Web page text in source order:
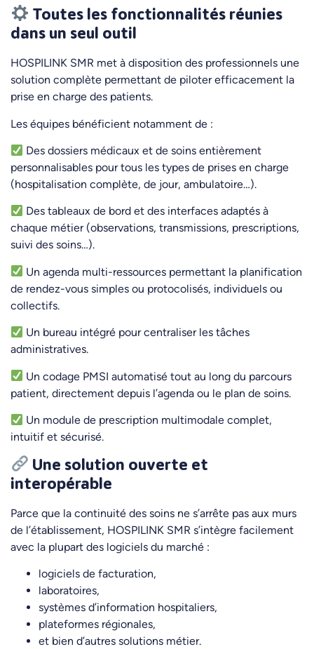
Toutes les fonctionnalités réunies
dans un seul outil
HOSPILINK SMR met à disposition des professionnels une
solution complète permettant de piloter efficacement la
prise en charge des patients.
Les équipes bénéficient notamment de :
Des dossiers médicaux et de soins entièrement
personnalisables pour tous les types de prises en charge
(hospitalisation complète, de jour, ambulatoire…).
Des tableaux de bord et des interfaces adaptés à
chaque métier (observations, transmissions, prescriptions,
suivi des soins…).
Un agenda multi-ressources permettant la planification
de rendez-vous simples ou protocolisés, individuels ou
collectifs.
Un bureau intégré pour centraliser les tâches
administratives.
Un codage PMSI automatisé tout au long du parcours
patient, directement depuis l’agenda ou le plan de soins.
Un module de prescription multimodale complet,
intuitif et sécurisé.
Une solution ouverte et
interopérable
Parce que la continuité des soins ne s’arrête pas aux murs
de l’établissement, HOSPILINK SMR s’intègre facilement
avec la plupart des logiciels du marché :
logiciels de facturation,
laboratoires,
systèmes d’information hospitaliers,
plateformes régionales,
et bien d’autres solutions métier.